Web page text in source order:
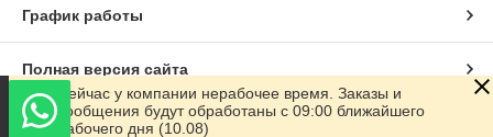
График работы
Полная версия сайта
Сайт создан на маркетплейсе
Сейчас у компании нерабочее время. Заказы и
сообщения будут обработаны с 09:00 ближайшего
рабочего дня (10.08)